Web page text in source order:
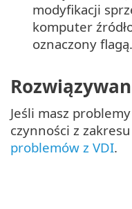
modyfikacji
komputer
oznaczony flagą.
Jeśli masz
czynności z zakresu
problemów z VDI.